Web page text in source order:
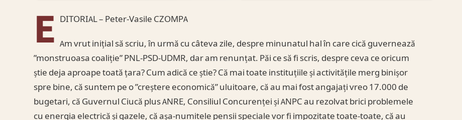
E DITORIAL – Peter-Vasile CZOMPA
Am vrut inițial să scriu, în urmă cu câteva zile, despre minunatul hal în care cică guvernează
”monstruoasa coaliție” PNL-PSD-UDMR, dar am renunțat. Păi ce să fi scris, despre ceva ce oricum
știe deja aproape toată țara? Cum adică ce știe? Că mai toate instituțiile și activitățile merg binișor
spre bine, că suntem pe o ”creștere economică” uluitoare, că au mai fost angajați vreo 17.000 de
bugetari, că Guvernul Ciucă plus ANRE, Consiliul Concurenței și ANPC au rezolvat brici problemele
cu energia electrică și gazele, că așa-numitele pensii speciale vor fi impozitate toate-toate, că au